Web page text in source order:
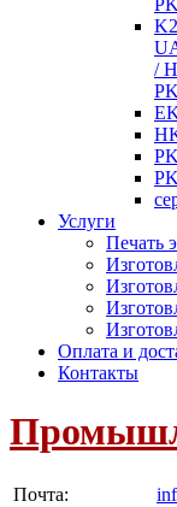
/
Услуги
Печать
Оплата и
Контакты
Почта: